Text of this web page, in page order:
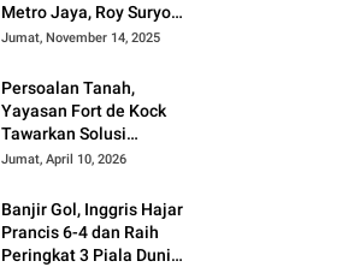
Metro Jaya, Roy Suryo
Cs Tidak Ditahan
Jumat, November 14, 2025
Persoalan Tanah,
Yayasan Fort de Kock
Tawarkan Solusi
Alternatif Kepada
Jumat, April 10, 2026
Banjir Gol, Inggris Hajar
Prancis 6-4 dan Raih
Peringkat 3 Piala Dunia